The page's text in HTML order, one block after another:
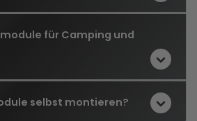
für Camping und
selbst montieren?